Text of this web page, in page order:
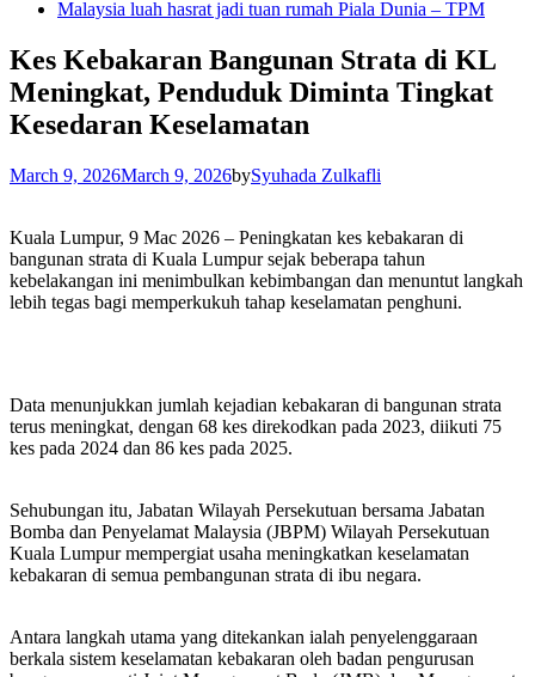
Malaysia luah hasrat jadi tuan rumah Piala Dunia – TPM
Kes Kebakaran Bangunan Strata di KL
Meningkat, Penduduk Diminta Tingkat
Kesedaran Keselamatan
March 9, 2026March 9, 2026bySyuhada Zulkafli
Kuala Lumpur, 9 Mac 2026 – Peningkatan kes kebakaran di
bangunan strata di Kuala Lumpur sejak beberapa tahun
kebelakangan ini menimbulkan kebimbangan dan menuntut langkah
lebih tegas bagi memperkukuh tahap keselamatan penghuni.
Data menunjukkan jumlah kejadian kebakaran di bangunan strata
terus meningkat, dengan 68 kes direkodkan pada 2023, diikuti 75
kes pada 2024 dan 86 kes pada 2025.
Sehubungan itu, Jabatan Wilayah Persekutuan bersama Jabatan
Bomba dan Penyelamat Malaysia (JBPM) Wilayah Persekutuan
Kuala Lumpur mempergiat usaha meningkatkan keselamatan
kebakaran di semua pembangunan strata di ibu negara.
Antara langkah utama yang ditekankan ialah penyelenggaraan
berkala sistem keselamatan kebakaran oleh badan pengurusan